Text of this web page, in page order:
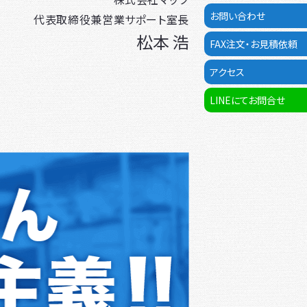
お問い合わせ
FAX注文・お見積依頼
アクセス
LINEにてお問合せ
代表取締役兼営業サポート室長
松本 浩